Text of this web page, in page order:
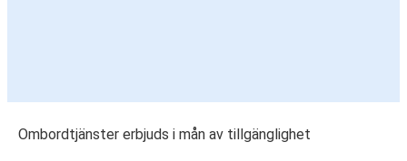
Ombordtjänster erbjuds i mån av tillgänglighet